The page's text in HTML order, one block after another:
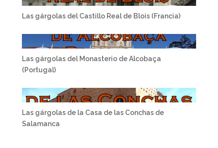
Las gárgolas del Castillo Real de Blois (Francia)
Las gárgolas del Monasterio de Alcobaça
(Portugal)
Las gárgolas de la Casa de las Conchas de
Salamanca